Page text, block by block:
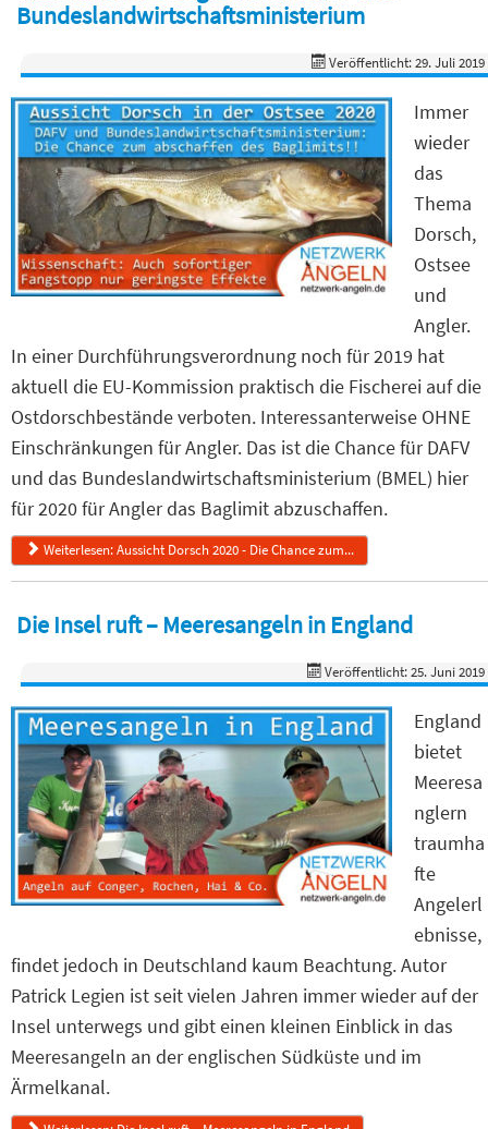
Bundeslandwirtschaftsministerium
Veröffentlicht: 29. Juli 2019
Immer
wieder
das
Thema
Dorsch,
Ostsee
und
Angler.
In einer Durchführungsverordnung noch für 2019 hat
aktuell die EU-Kommission praktisch die Fischerei auf die
Ostdorschbestände verboten. Interessanterweise OHNE
Einschränkungen für Angler. Das ist die Chance für DAFV
und das Bundeslandwirtschaftsministerium (BMEL) hier
für 2020 für Angler das Baglimit abzuschaffen.
Weiterlesen: Aussicht Dorsch 2020 - Die Chance zum...
Die Insel ruft – Meeresangeln in England
Veröffentlicht: 25. Juni 2019
England
bietet
Meeresa
nglern
traumha
fte
Angelerl
ebnisse,
findet jedoch in Deutschland kaum Beachtung. Autor
Patrick Legien ist seit vielen Jahren immer wieder auf der
Insel unterwegs und gibt einen kleinen Einblick in das
Meeresangeln an der englischen Südküste und im
Ärmelkanal.